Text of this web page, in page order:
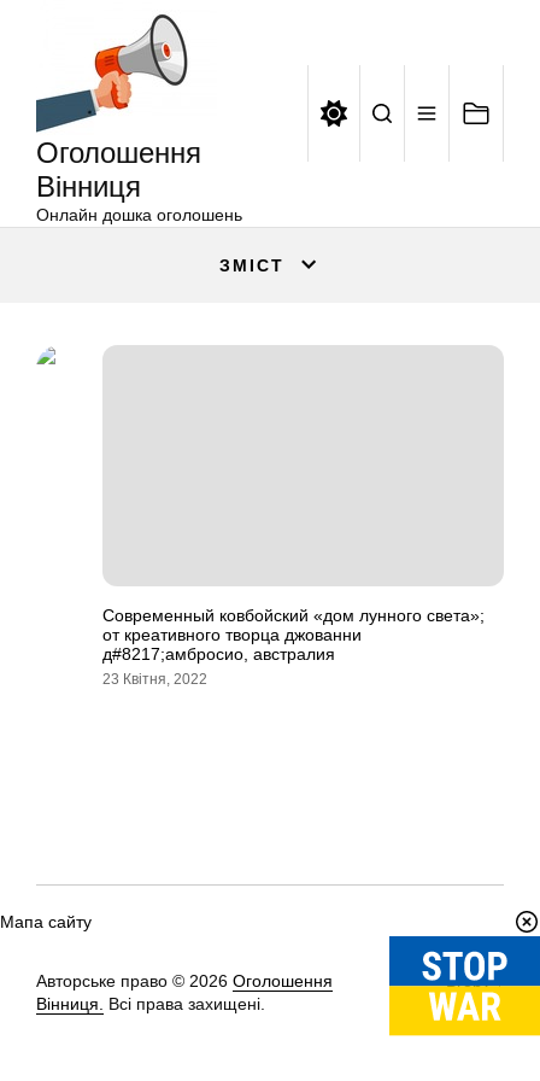
Оголошення
Вінниця
Онлайн дошка оголошень
ЗМІСТ
Современный ковбойский «дом лунного света»;
от креативного творца джованни
д#8217;амбросио, австралия
23 Квітня, 2022
Мапа сайту
Авторське право © 2026 Оголошення
Вінниця.
Всі права захищені.
Вгору